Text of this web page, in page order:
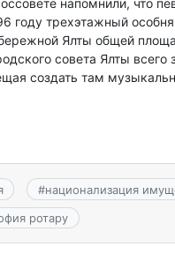
напомнили, что
году трехэтажный
Ялты общей
совета Ялты всего
создать там
#национализация
ротару